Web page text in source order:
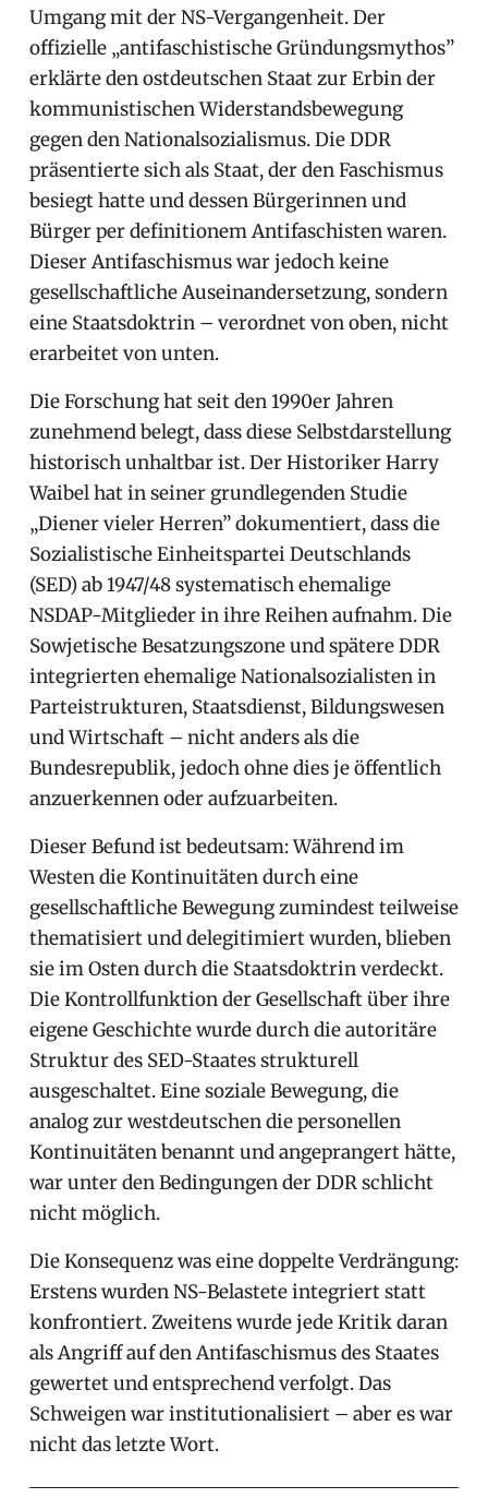
Umgang mit der NS-Vergangenheit. Der
offizielle „antifaschistische Gründungsmythos”
erklärte den ostdeutschen Staat zur Erbin der
kommunistischen Widerstandsbewegung
gegen den Nationalsozialismus. Die DDR
präsentierte sich als Staat, der den Faschismus
besiegt hatte und dessen Bürgerinnen und
Bürger per definitionem Antifaschisten waren.
Dieser Antifaschismus war jedoch keine
gesellschaftliche Auseinandersetzung, sondern
eine Staatsdoktrin – verordnet von oben, nicht
erarbeitet von unten.
Die Forschung hat seit den 1990er Jahren
zunehmend belegt, dass diese Selbstdarstellung
historisch unhaltbar ist. Der Historiker Harry
Waibel hat in seiner grundlegenden Studie
„Diener vieler Herren” dokumentiert, dass die
Sozialistische Einheitspartei Deutschlands
(SED) ab 1947/48 systematisch ehemalige
NSDAP-Mitglieder in ihre Reihen aufnahm. Die
Sowjetische Besatzungszone und spätere DDR
integrierten ehemalige Nationalsozialisten in
Parteistrukturen, Staatsdienst, Bildungswesen
und Wirtschaft – nicht anders als die
Bundesrepublik, jedoch ohne dies je öffentlich
anzuerkennen oder aufzuarbeiten.
Dieser Befund ist bedeutsam: Während im
Westen die Kontinuitäten durch eine
gesellschaftliche Bewegung zumindest teilweise
thematisiert und delegitimiert wurden, blieben
sie im Osten durch die Staatsdoktrin verdeckt.
Die Kontrollfunktion der Gesellschaft über ihre
eigene Geschichte wurde durch die autoritäre
Struktur des SED-Staates strukturell
ausgeschaltet. Eine soziale Bewegung, die
analog zur westdeutschen die personellen
Kontinuitäten benannt und angeprangert hätte,
war unter den Bedingungen der DDR schlicht
nicht möglich.
Die Konsequenz was eine doppelte Verdrängung:
Erstens wurden NS-Belastete integriert statt
konfrontiert. Zweitens wurde jede Kritik daran
als Angriff auf den Antifaschismus des Staates
gewertet und entsprechend verfolgt. Das
Schweigen war institutionalisiert – aber es war
nicht das letzte Wort.